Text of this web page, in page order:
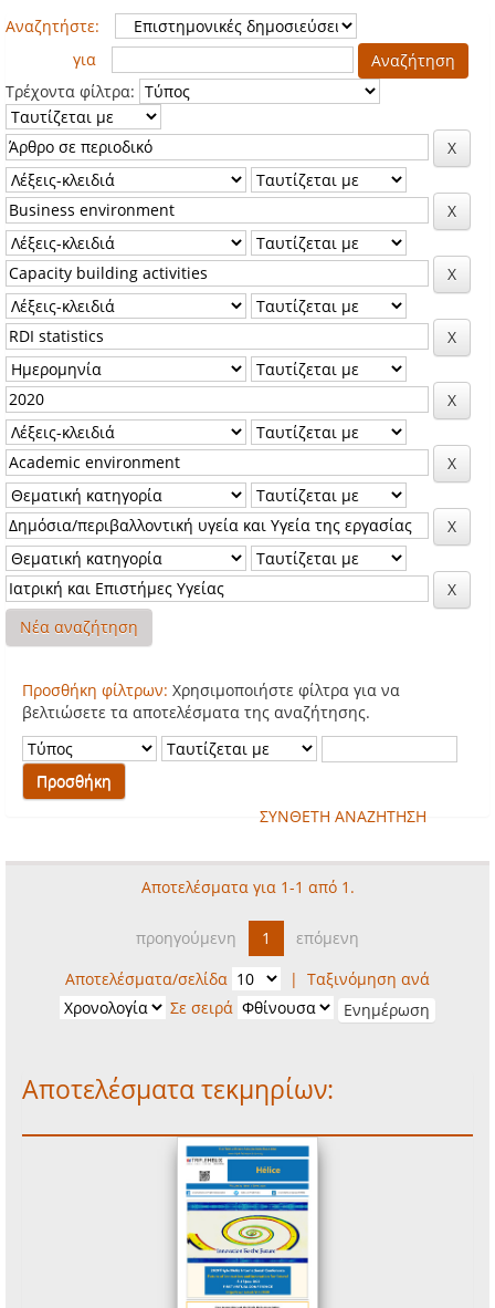
Αναζητήστε:
για
Τρέχοντα φίλτρα:
Νέα αναζήτηση
Προσθήκη φίλτρων: Χρησιμοποιήστε φίλτρα για να
βελτιώσετε τα αποτελέσματα της αναζήτησης.
ΣΥΝΘΕΤΗ ΑΝΑΖΗΤΗΣΗ
Αποτελέσματα για 1-1 από 1.
προηγούμενη 1
επόμενη
Αποτελέσματα/σελίδα
| Ταξινόμηση ανά
Σε σειρά
Αποτελέσματα τεκμηρίων: